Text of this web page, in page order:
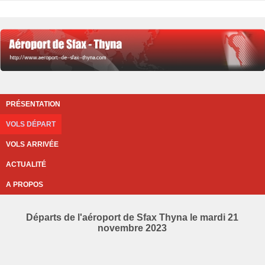
PRÉSENTATION
VOLS DÉPART
VOLS ARRIVÉE
ACTUALITÉ
A PROPOS
Départs de l'aéroport de Sfax Thyna le mardi 21
novembre 2023